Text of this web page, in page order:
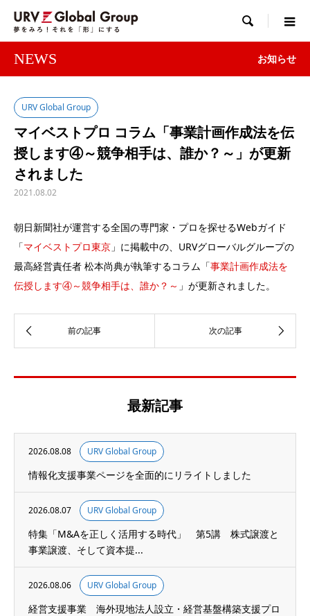

NEWS お知らせ
URV Global Group
マイベストプロ コラム「事業計画作成法を伝
授します④～競争相手は、誰か？～」が更新
されました
2021.08.02
朝日新聞社が運営する全国の専門家・プロを探せるWebガイド
「マイベストプロ東京 」に掲載中の、URVグローバルグループの
最高経営責任者 松本尚典が執筆するコラム「事業計画作成法を
伝授します④～競争相手は、誰か？～ 」が更新されました。
最新記事
2026.08.08 URV Global Group
情報化支援事業ページを全面的にリライトしました
2026.08.07 URV Global Group
特集「M&Aを正しく活用する時代」 第5講 株式譲渡と
事業譲渡、そして資本提...
2026.08.06 URV Global Group
経営支援事業 海外現地法人設立・経営基盤構築支援プロ